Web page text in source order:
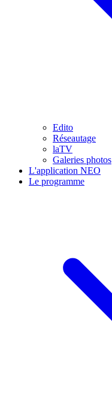
Edito
Réseautage
laTV
Galeries photos
L'application NEO
Le programme